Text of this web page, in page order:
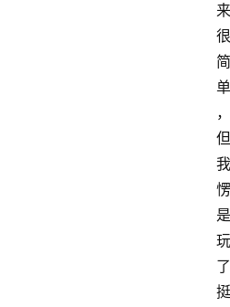
来
很
简
单
，
但
我
愣
是
玩
了
挺